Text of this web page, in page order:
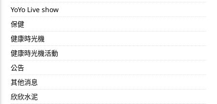
YoYo Live show
保健
健康時光機
健康時光機活動
公告
其他消息
欣欣水泥